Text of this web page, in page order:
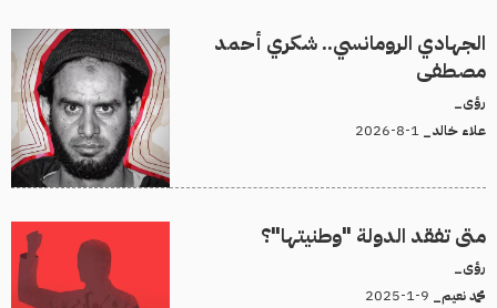
الجهادي الرومانسي.. شكري أحمد
مصطفى
رؤى_
علاء خالد_
متى تفقد الدولة "وطنيتها"؟
رؤى_
محمد نعيم_